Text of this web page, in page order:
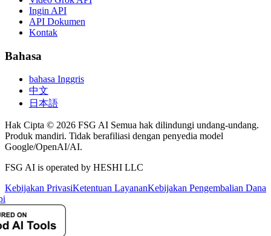
Ingin API
API Dokumen
Kontak
Bahasa
bahasa Inggris
中文
日本語
Hak Cipta © 2026 FSG AI Semua hak dilindungi undang-undang.
Produk mandiri. Tidak berafiliasi dengan penyedia model
Google/OpenAI/AI.
FSG AI is operated by HESHI LLC
Kebijakan PrivasiKetentuan LayananKebijakan Pengembalian Dana